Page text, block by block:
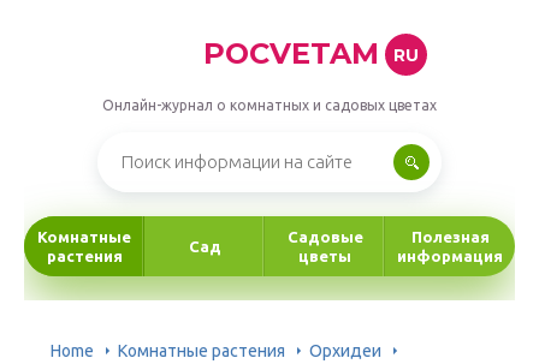
POCVETAM RU
Онлайн-журнал о комнатных и садовых цветах
Комнатные
растения
Сад
Садовые
цветы
Полезная
информация
Home Комнатные растения
Орхидеи